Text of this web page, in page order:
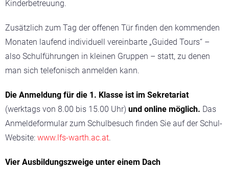
Kinderbetreuung.
Zusätzlich zum Tag der offenen Tür finden den kommenden
Monaten laufend individuell vereinbarte „Guided Tours“ –
also Schulführungen in kleinen Gruppen – statt, zu denen
man sich telefonisch anmelden kann.
Die Anmeldung für die 1. Klasse ist im Sekretariat
(werktags von 8.00 bis 15.00 Uhr) und online möglich. Das
Anmeldeformular zum Schulbesuch finden Sie auf der Schul-
Website: www.lfs-warth.ac.at.
Vier Ausbildungszweige unter einem Dach